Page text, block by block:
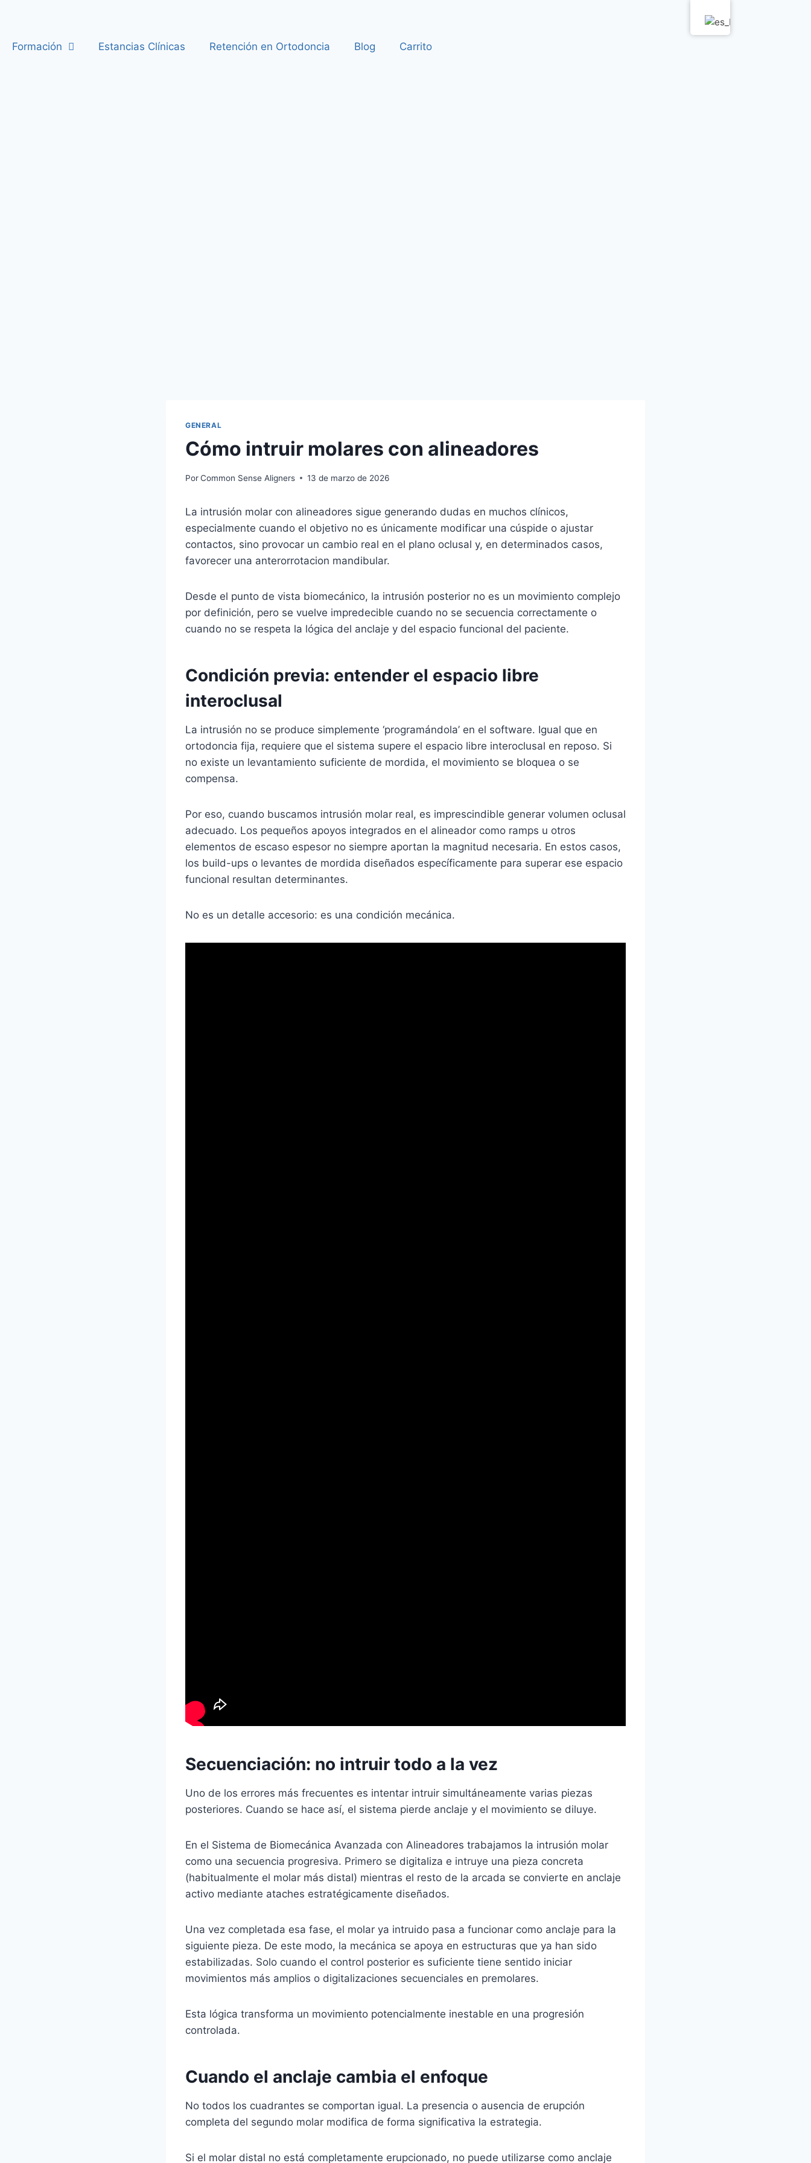
Formación Estancias Clínicas Retención en Ortodoncia Blog Carrito
GENERAL
Cómo intruir molares con alineadores
PorCommon Sense Aligners 13 de marzo de 2026
La intrusión molar con alineadores sigue generando dudas en muchos clínicos,
especialmente cuando el objetivo no es únicamente modificar una cúspide o ajustar
contactos, sino provocar un cambio real en el plano oclusal y, en determinados casos,
favorecer una anterorrotacion mandibular.
Desde el punto de vista biomecánico, la intrusión posterior no es un movimiento complejo
por definición, pero se vuelve impredecible cuando no se secuencia correctamente o
cuando no se respeta la lógica del anclaje y del espacio funcional del paciente.
Condición previa: entender el espacio libre
interoclusal
La intrusión no se produce simplemente ‘programándola’ en el software. Igual que en
ortodoncia fija, requiere que el sistema supere el espacio libre interoclusal en reposo. Si
no existe un levantamiento suficiente de mordida, el movimiento se bloquea o se
compensa.
Por eso, cuando buscamos intrusión molar real, es imprescindible generar volumen oclusal
adecuado. Los pequeños apoyos integrados en el alineador como ramps u otros
elementos de escaso espesor no siempre aportan la magnitud necesaria. En estos casos,
los build-ups o levantes de mordida diseñados específicamente para superar ese espacio
funcional resultan determinantes.
No es un detalle accesorio: es una condición mecánica.
Secuenciación: no intruir todo a la vez
Uno de los errores más frecuentes es intentar intruir simultáneamente varias piezas
posteriores. Cuando se hace así, el sistema pierde anclaje y el movimiento se diluye.
En el Sistema de Biomecánica Avanzada con Alineadores trabajamos la intrusión molar
como una secuencia progresiva. Primero se digitaliza e intruye una pieza concreta
(habitualmente el molar más distal) mientras el resto de la arcada se convierte en anclaje
activo mediante ataches estratégicamente diseñados.
Una vez completada esa fase, el molar ya intruido pasa a funcionar como anclaje para la
siguiente pieza. De este modo, la mecánica se apoya en estructuras que ya han sido
estabilizadas. Solo cuando el control posterior es suficiente tiene sentido iniciar
movimientos más amplios o digitalizaciones secuenciales en premolares.
Esta lógica transforma un movimiento potencialmente inestable en una progresión
controlada.
Cuando el anclaje cambia el enfoque
No todos los cuadrantes se comportan igual. La presencia o ausencia de erupción
completa del segundo molar modifica de forma significativa la estrategia.
Si el molar distal no está completamente erupcionado, no puede utilizarse como anclaje